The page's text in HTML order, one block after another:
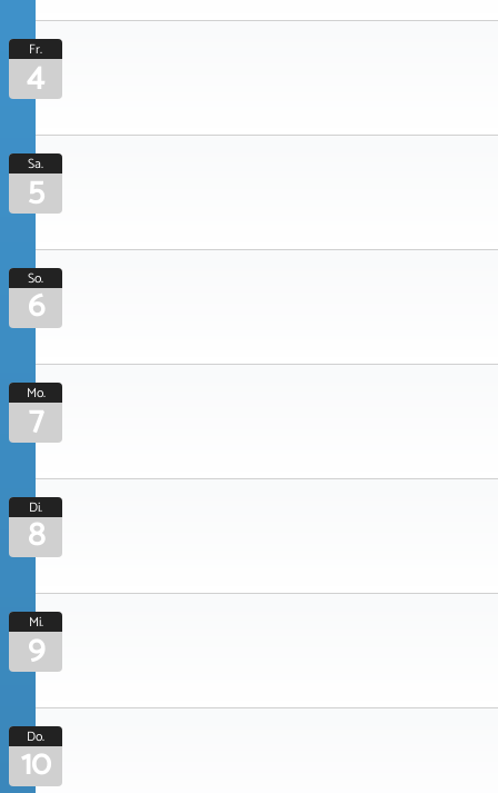
Fr.
4
Sa.
5
So.
6
Mo.
7
Di.
8
Mi.
9
Do.
10